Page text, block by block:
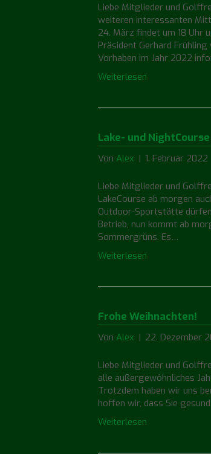
Liebe Mitglieder und
weiteren interessanten
24. März findet um 18 Uhr
Präsident Gerhard
Vorhaben im Jahr 2022
Weiterlesen
Lake- und
Von Alex | 1. Februar 2022
Liebe Mitglieder und
LakeCourse ab morgen
Outdoor-Sportstätte
Betrieb, nun kommt ab
Sommergrüns. Es…
Weiterlesen
Frohe Weihnachten!
Von Alex | 22. Dezember
Liebe Mitglieder und
alle außergewöhnliches
Trotzdem haben wir uns
hoffen wir, dass Sie
Weiterlesen